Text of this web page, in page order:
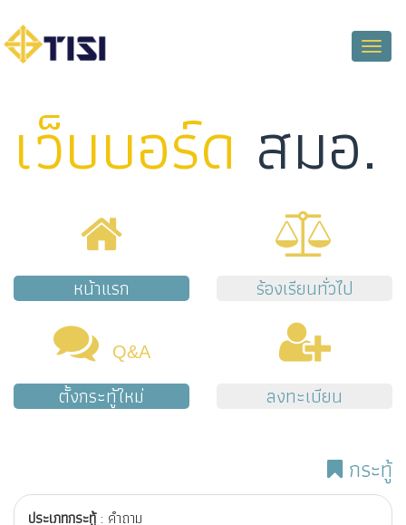
Toggle
เว็บบอร์ด สมอ.
หน้าแรก ร้องเรียนทั่วไป
Q&A
ตั้งกระทู้ใหม่ ลงทะเบียน
กระทู้
ประเภทกระทู้ : คำถาม